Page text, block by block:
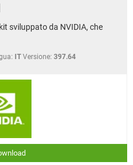
sviluppato da NVIDIA, che
IT Versione: 397.64